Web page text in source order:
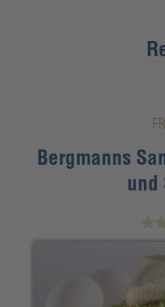
Bergmanns
und